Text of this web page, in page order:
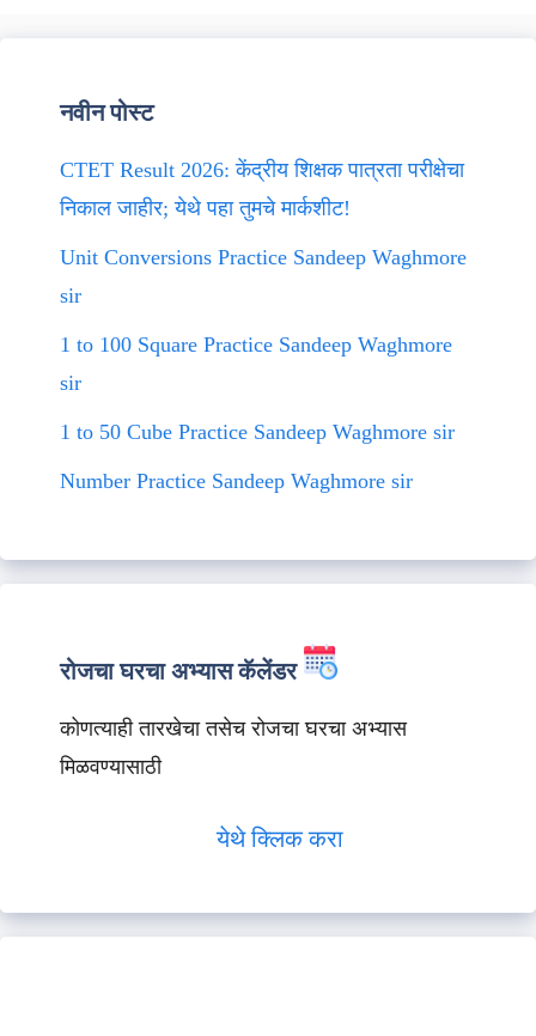
नवीन पोस्ट
CTET Result 2026: केंद्रीय शिक्षक पात्रता परीक्षेचा
निकाल जाहीर; येथे पहा तुमचे मार्कशीट!
Unit Conversions Practice Sandeep Waghmore
sir
1 to 100 Square Practice Sandeep Waghmore
sir
1 to 50 Cube Practice Sandeep Waghmore sir
Number Practice Sandeep Waghmore sir
रोजचा घरचा अभ्यास कॅलेंडर
कोणत्याही तारखेचा तसेच रोजचा घरचा अभ्यास
मिळवण्यासाठी
येथे क्लिक करा